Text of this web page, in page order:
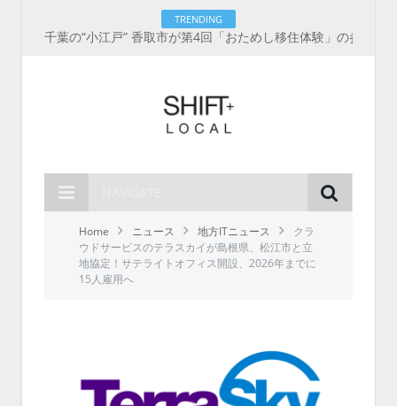
TRENDING
Home ニュース 地方ITニュース
クラ
ウドサービスのテラスカイが島根県、松江市と立
地協定！サテライトオフィス開設、2026年までに
15人雇用へ